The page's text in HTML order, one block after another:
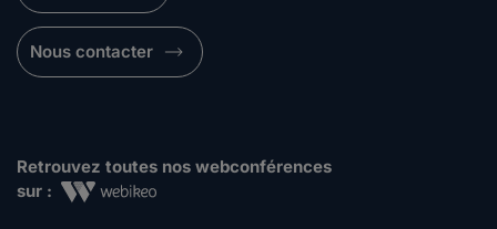
Nous contacter
Retrouvez toutes nos webconférences
sur :